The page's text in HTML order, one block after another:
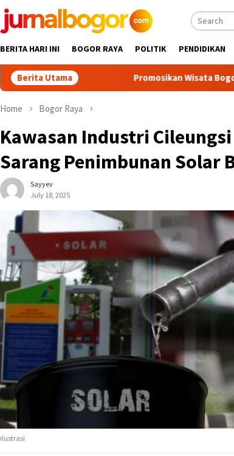
BERITA HARI INI BOGOR RAYA POLITIK PENDIDIKAN
Berita UtamaPromosikan Wisata Bogor Barat, Bupati
Home Bogor Raya
Kawasan Industri
Sarang Penimbunan Solar
Sayyev
July 18, 2025
ilustrasi